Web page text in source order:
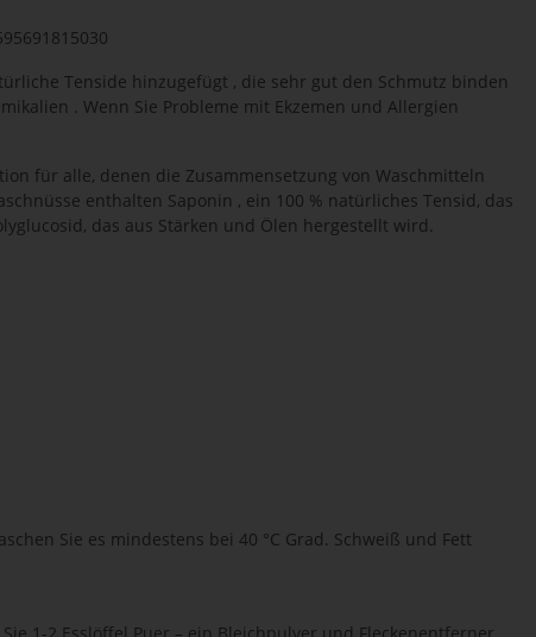
Tenside hinzugefügt , die sehr gut den Schmutz binden
. Wenn Sie Probleme mit Ekzemen und Allergien
für alle, denen die Zusammensetzung von Waschmitteln
enthalten Saponin , ein 100 % natürliches Tensid, das
das aus Stärken und Ölen hergestellt wird.
Sie es mindestens bei 40 °C Grad. Schweiß und Fett